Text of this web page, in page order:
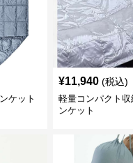
ケット
¥11,940 (税込)
軽量コンパクト収
ンケット